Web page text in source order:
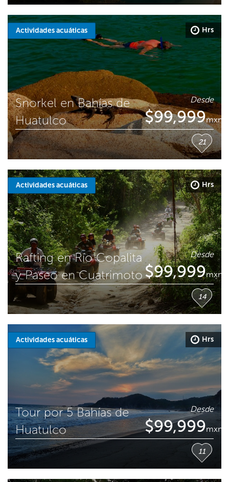
Actividades acuáticas Hrs
Snorkel en Bahías de
Huatulco
Desde
$99,999mxn
21
Actividades acuáticas Hrs
Rafting en Río Copalita
y Paseo en Cuatrimoto
Desde
$99,999mxn
14
Actividades acuáticas Hrs
Tour por 5 Bahías de
Huatulco
Desde
$99,999mxn
11